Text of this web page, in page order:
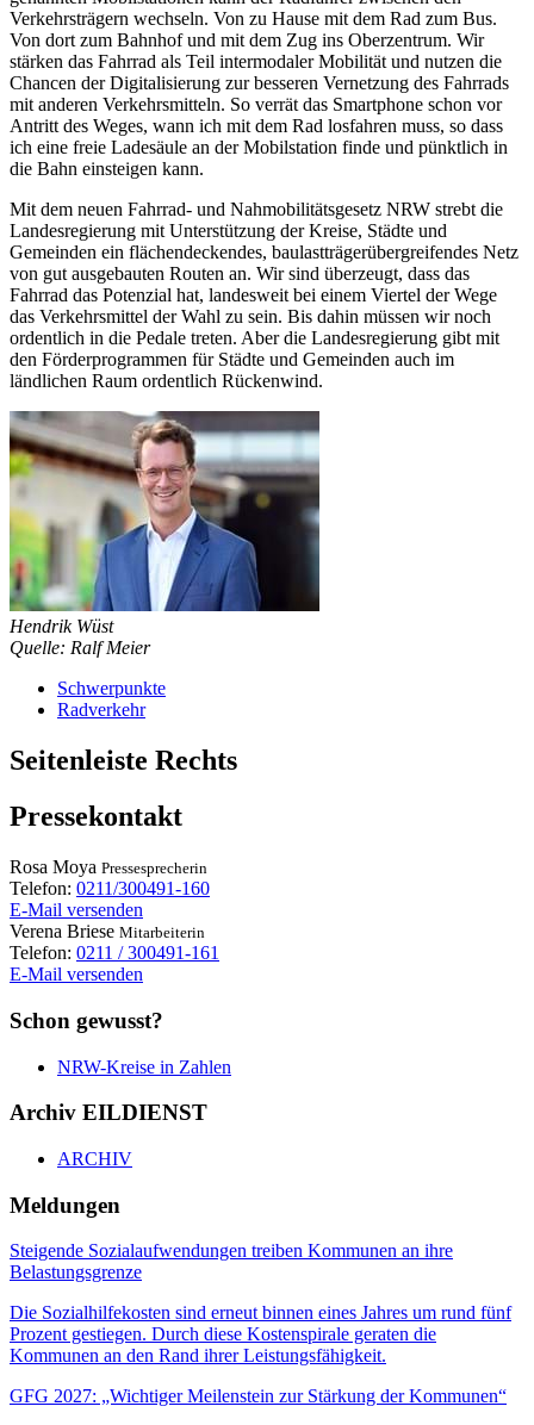
Verkehrsträgern wechseln. Von zu Hause mit dem Rad zum Bus.
Von dort zum Bahnhof und mit dem Zug ins Oberzentrum. Wir
stärken das Fahrrad als Teil intermodaler Mobilität und nutzen die
Chancen der Digitalisierung zur besseren Vernetzung des Fahrrads
mit anderen Verkehrsmitteln. So verrät das Smartphone schon vor
Antritt des Weges, wann ich mit dem Rad losfahren muss, so dass
ich eine freie Ladesäule an der Mobilstation finde und pünktlich in
die Bahn einsteigen kann.
Mit dem neuen Fahrrad- und Nahmobilitätsgesetz NRW strebt die
Landesregierung mit Unterstützung der Kreise, Städte und
Gemeinden ein flächendeckendes, baulastträgerübergreifendes Netz
von gut ausgebauten Routen an. Wir sind überzeugt, dass das
Fahrrad das Potenzial hat, landesweit bei einem Viertel der Wege
das Verkehrsmittel der Wahl zu sein. Bis dahin müssen wir noch
ordentlich in die Pedale treten. Aber die Landesregierung gibt mit
den Förderprogrammen für Städte und Gemeinden auch im
ländlichen Raum ordentlich Rückenwind.
Hendrik Wüst
Quelle: Ralf Meier
Schwerpunkte
Radverkehr
Seitenleiste Rechts
Pressekontakt
Rosa Moya Pressesprecherin
Telefon: 0211/300491-160
E-Mail versenden
Verena Briese Mitarbeiterin
Telefon: 0211 / 300491-161
E-Mail versenden
Schon gewusst?
NRW-Kreise in Zahlen
Archiv EILDIENST
ARCHIV
Meldungen
Steigende Sozialaufwendungen treiben Kommunen an ihre
Belastungsgrenze
Die Sozialhilfekosten sind erneut binnen eines Jahres um rund fünf
Prozent gestiegen. Durch diese Kostenspirale geraten die
Kommunen an den Rand ihrer Leistungsfähigkeit.
GFG 2027: „Wichtiger Meilenstein zur Stärkung der Kommunen“